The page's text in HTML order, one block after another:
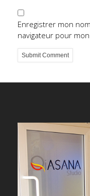
Enregistrer mon
navigateur pour